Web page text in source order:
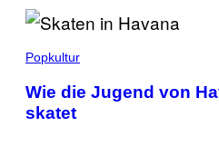
Popkultur
Wie die Jugend von
skatet